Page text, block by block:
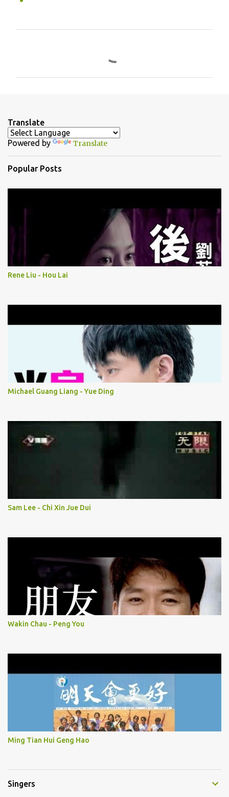
t
s
Translate
Powered by Translate
Popular Posts
Rene Liu - Hou Lai
Michael Guang Liang - Yue Ding
Sam Lee - Chi Xin Jue Dui
Wakin Chau - Peng You
Ming Tian Hui Geng Hao
Singers